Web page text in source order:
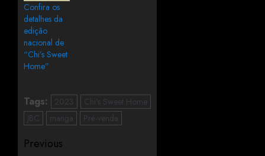
Confira os
detalhes da
edição
nacional de
“Chi’s Sweet
Home”
Tags: 2023
Chi's Sweet Home
JBC
manga Pré-venda
Previous